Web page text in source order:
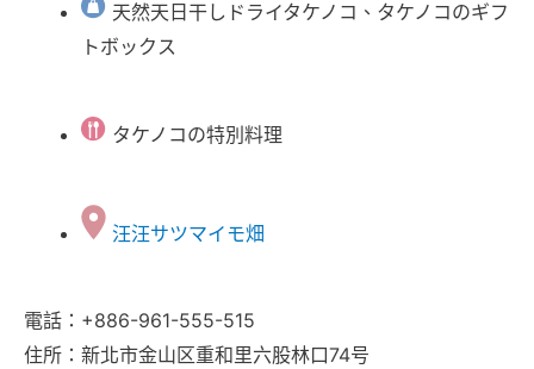
天然天日干しドライタケノコ、タケノコのギフ
トボックス
タケノコの特別料理
汪汪サツマイモ畑
電話：+886-961-555-515
住所：新北市金山区重和里六股林口74号